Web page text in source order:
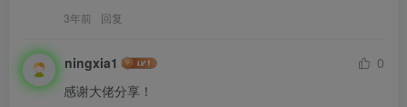
3年前 回复
ningxia1
0
感谢大佬分享！